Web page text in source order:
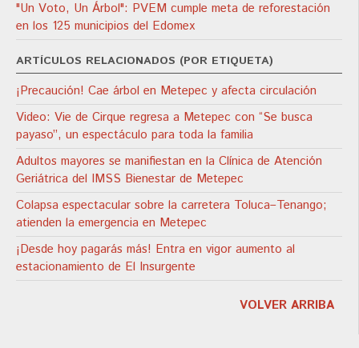
"Un Voto, Un Árbol": PVEM cumple meta de reforestación
en los 125 municipios del Edomex
ARTÍCULOS RELACIONADOS (POR ETIQUETA)
¡Precaución! Cae árbol en Metepec y afecta circulación
Video: Vie de Cirque regresa a Metepec con “Se busca
payaso”, un espectáculo para toda la familia
Adultos mayores se manifiestan en la Clínica de Atención
Geriátrica del IMSS Bienestar de Metepec
Colapsa espectacular sobre la carretera Toluca–Tenango;
atienden la emergencia en Metepec
¡Desde hoy pagarás más! Entra en vigor aumento al
estacionamiento de El Insurgente
VOLVER ARRIBA